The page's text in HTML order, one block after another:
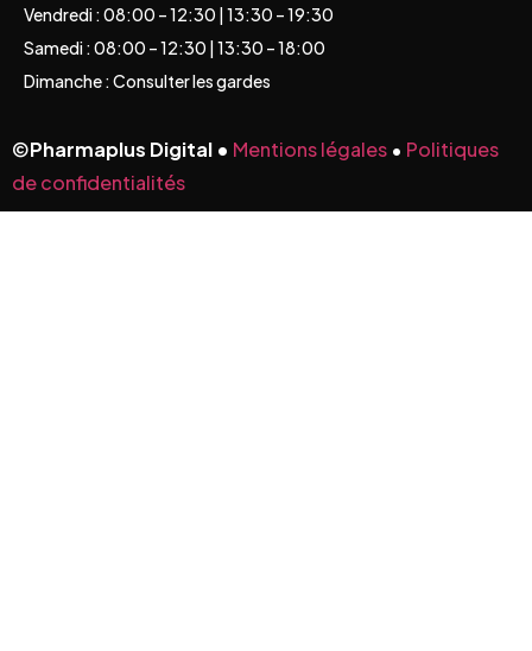
Vendredi : 08:00 – 12:30 | 13:30 – 19:30
Samedi : 08:00 – 12:30 | 13:30 – 18:00
Dimanche : Consulter les gardes
©Pharmaplus Digital • Mentions légales • Politiques
de confidentialités